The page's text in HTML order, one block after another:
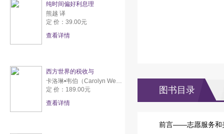
纯时间偏好利息理
熊越 译
定 价：39.00元
查看详情
西方世界的税收与
卡洛琳•韦伯（Carolyn Webber） 亚伦•威尔达夫斯基（Aaron Wildavsky）
定 价：189.00元
查看详情
图书目录
前言——志愿服务和